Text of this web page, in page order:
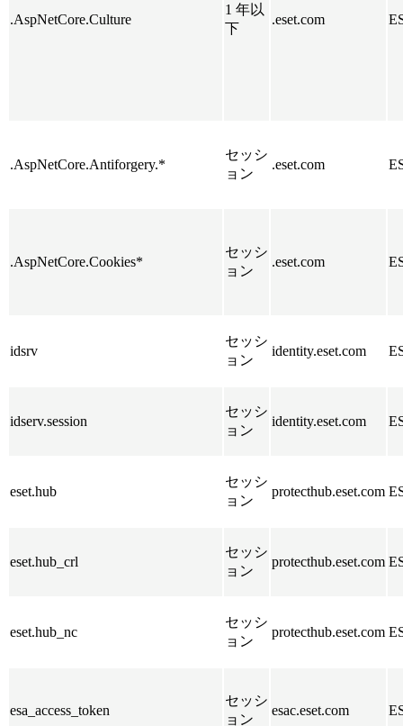
.AspNetCore.Culture
1 年以
下
.eset.com
.AspNetCore.Antiforgery.*
セッシ
ョン
.eset.com
.AspNetCore.Cookies*
セッシ
ョン
.eset.com
idsrv
セッシ
ョン
identity.eset.com
idserv.session
セッシ
ョン
identity.eset.com
eset.hub
セッシ
ョン
protecthub.eset.com
eset.hub_crl
セッシ
ョン
protecthub.eset.com
eset.hub_nc
セッシ
ョン
protecthub.eset.com
esa_access_token
セッシ
ョン
esac.eset.com